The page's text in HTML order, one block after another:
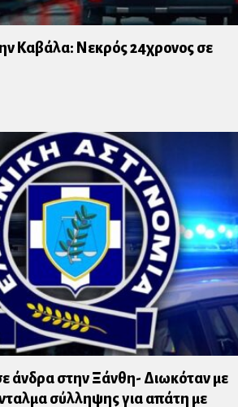
Καβάλα: Νεκρός 24χρονος σε
άνδρα στην Ξάνθη- Διωκόταν με
σύλληψης για απάτη με